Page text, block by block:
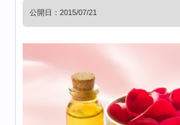
公開日：2015/07/21